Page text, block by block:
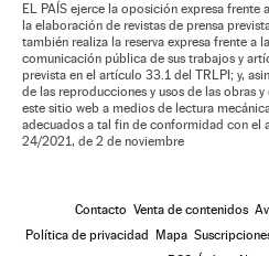
EL PAÍS ejerce la oposición expresa frente
la elaboración de revistas de prensa
también realiza la reserva expresa frente a
comunicación pública de sus trabajos y
prevista en el artículo 33.1 del TRLPI; y,
de las reproducciones y usos de las obras
este sitio web a medios de lectura
adecuados a tal fin de conformidad con el
24/2021, de 2 de noviembre
Contacto Venta de contenidos
Política de privacidad
Mapa